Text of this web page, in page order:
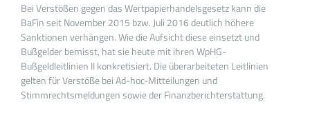
Bei Verstößen gegen das Wertpapierhandelsgesetz kann die
BaFin seit November 2015 bzw. Juli 2016 deutlich höhere
Sanktionen verhängen. Wie die Aufsicht diese einsetzt und
Bußgelder bemisst, hat sie heute mit ihren WpHG-
Bußgeldleitlinien II konkretisiert. Die überarbeiteten Leitlinien
gelten für Verstöße bei Ad-hoc-Mitteilungen und
Stimmrechtsmeldungen sowie der Finanzberichterstattung.